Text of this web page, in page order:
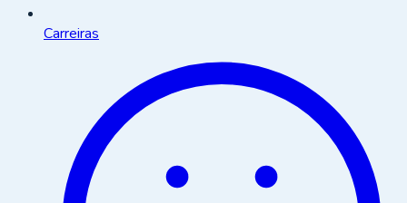
Carreiras